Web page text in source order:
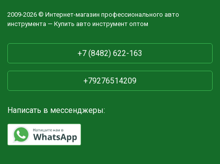
2009-2026 © Интернет-магазин профессионального авто
инструмента — Купить авто инструмент оптом
+7 (8482) 622-163
+79276514209
Написать в мессенджеры: